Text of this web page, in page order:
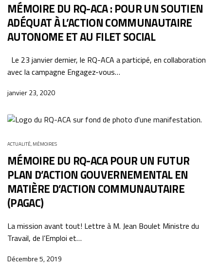
MÉMOIRE DU RQ-ACA : POUR UN SOUTIEN
ADÉQUAT À L’ACTION COMMUNAUTAIRE
AUTONOME ET AU FILET SOCIAL
Le 23 janvier dernier, le RQ-ACA a participé, en collaboration
avec la campagne Engagez-vous…
janvier 23, 2020
ACTUALITÉ, MÉMOIRES
MÉMOIRE DU RQ-ACA POUR UN FUTUR
PLAN D’ACTION GOUVERNEMENTAL EN
MATIÈRE D’ACTION COMMUNAUTAIRE
(PAGAC)
La mission avant tout! Lettre à M. Jean Boulet Ministre du
Travail, de l’Emploi et…
Décembre 5, 2019